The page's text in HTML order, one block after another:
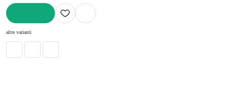
altre varianti